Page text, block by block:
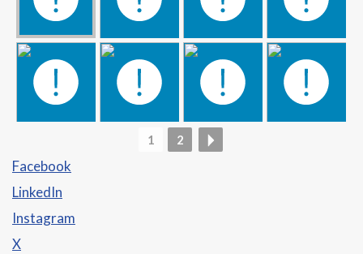
1 2
Facebook
LinkedIn
Instagram
X